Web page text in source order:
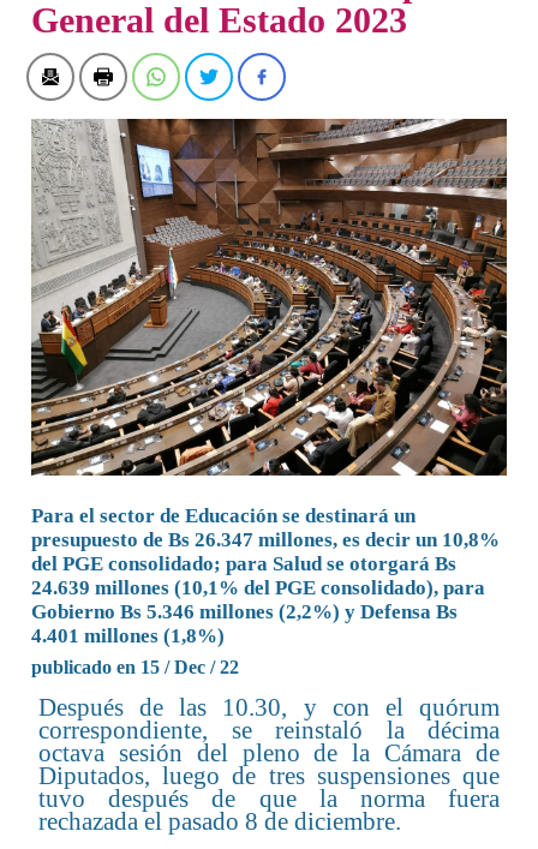
General del Estado 2023
Para el sector de Educación se destinará un
presupuesto de Bs 26.347 millones, es decir un 10,8%
del PGE consolidado; para Salud se otorgará Bs
24.639 millones (10,1% del PGE consolidado), para
Gobierno Bs 5.346 millones (2,2%) y Defensa Bs
4.401 millones (1,8%)
publicado en 15 / Dec / 22
Después de las 10.30, y con el quórum
correspondiente, se reinstaló la décima
octava sesión del pleno de la Cámara de
Diputados, luego de tres suspensiones que
tuvo después de que la norma fuera
rechazada el pasado 8 de diciembre.